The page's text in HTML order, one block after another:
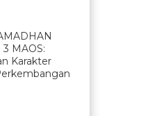
MAOS:
Karakter